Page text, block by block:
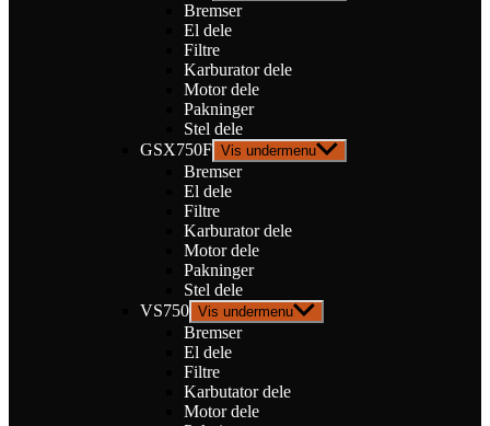
Bremser
El dele
Filtre
Karburator dele
Motor dele
Pakninger
Stel dele
GSX750F Vis undermenu
Bremser
El dele
Filtre
Karburator dele
Motor dele
Pakninger
Stel dele
VS750 Vis undermenu
Bremser
El dele
Filtre
Karbutator dele
Motor dele